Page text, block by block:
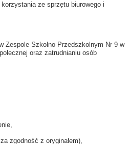
ze sprzętu biurowego i
Zespole Szkolno Przedszkolnym Nr 9 w
oraz zatrudnianiu osób
zgodność z oryginałem),